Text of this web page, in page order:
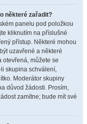
některé zařadit?
panelu pod položkou
kliknutím na příslušné
přístup. Některé mohou
uzavřené a některé
otevřená, můžete se
skupina schválení,
Moderátor skupiny
důvod žádosti. Prosím,
zamítne; bude mít své